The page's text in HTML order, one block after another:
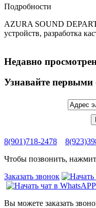
Подробности
AZURA SOUND
устройств, разработка
Недавно
Узнавайте
8(901)718-2478
Чтобы позвонить,
Заказать звонок
Вы можете заказать